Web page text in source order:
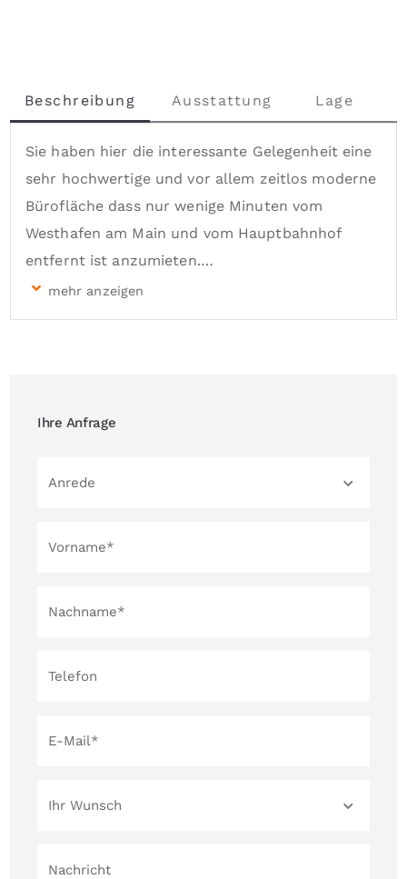
Beschreibung Ausstattung Lage
Sie haben hier die interessante Gelegenheit eine
sehr hochwertige und vor allem zeitlos moderne
Bürofläche dass nur wenige Minuten vom
Westhafen am Main und vom Hauptbahnhof
entfernt ist anzumieten.
eine Anfrage mit genauer
Kontaktdaten zusenden. Wir werden uns
Ihre Anfrage
Anrede
Vorname*
Nachname*
Telefon
E-Mail*
Ihr Wunsch
Nachricht